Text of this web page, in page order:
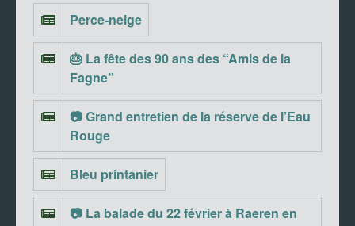
Perce-neige
🎂 La fête des 90 ans des “Amis de la
Fagne”
📷 Grand entretien de la réserve de l’Eau
Rouge
Bleu printanier
📷 La balade du 22 février à Raeren en